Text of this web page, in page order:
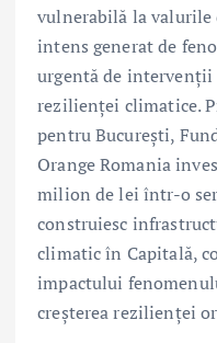
vulnerabilă la valurile
intens generat de
urgentă de intervenții
rezilienței climatice.
pentru București,
Orange Romania
milion de lei într-o
construiesc
climatic în Capitală,
impactului
creșterea rezilienței